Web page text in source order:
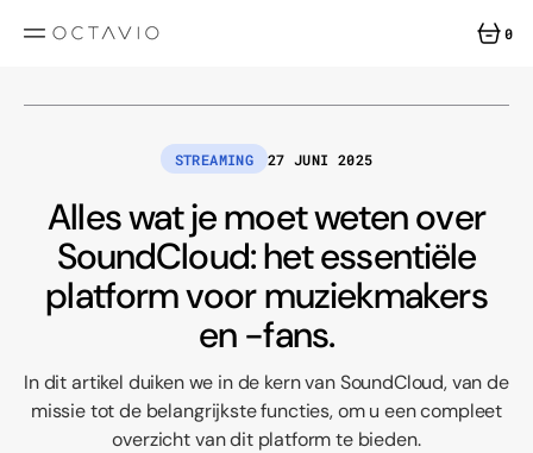
NAAR 0
0
STREAMING 27 JUNI 2025
Alles wat je moet weten over
SoundCloud: het essentiële
platform voor muziekmakers
en -fans.
In dit artikel duiken we in de kern van SoundCloud, van de
missie tot de belangrijkste functies, om u een compleet
overzicht van dit platform te bieden.